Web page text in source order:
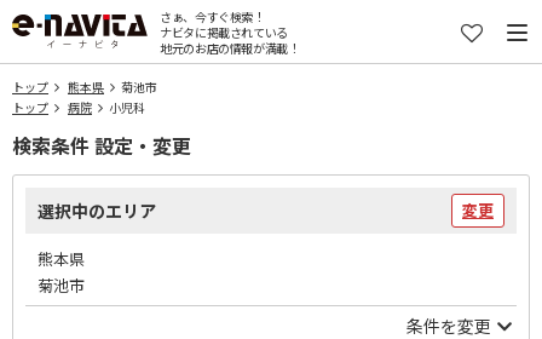
さぁ、今すぐ検索！
ナビタに掲載されている
地元のお店の情報が満載！
トップ 熊本県
菊池市
トップ
病院 小児科
検索条件 設定・変更
選択中のエリア 変更
熊本県
菊池市
条件を変更